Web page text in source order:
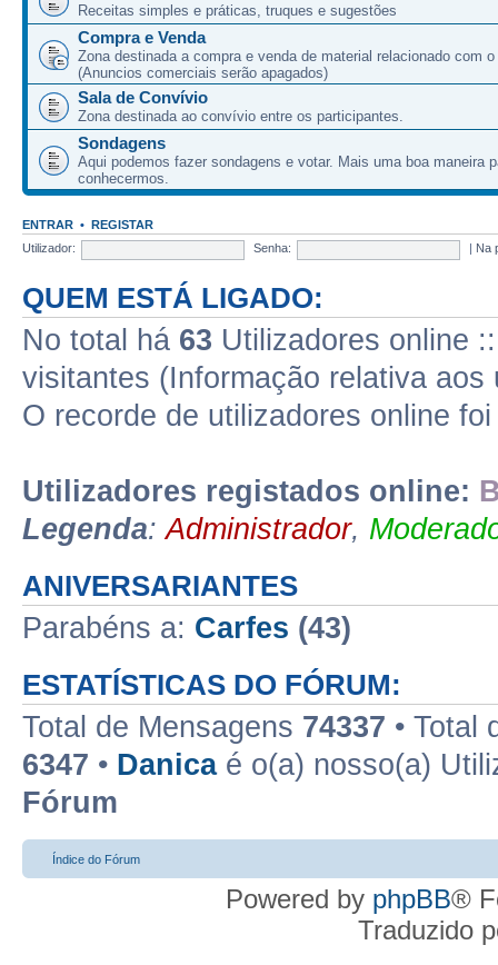
Receitas simples e práticas, truques e sugestões
Compra e Venda
Zona destinada a compra e venda de material relacionado com
(Anuncios comerciais serão apagados)
Sala de Convívio
Zona destinada ao convívio entre os participantes.
Sondagens
Aqui podemos fazer sondagens e votar. Mais uma boa maneira
conhecermos.
ENTRAR • REGISTAR
Utilizador:
Senha: Na
QUEM ESTÁ LIGADO:
No total há 63 Utilizadores online
visitantes (Informação relativa
O recorde de utilizadores online
Utilizadores registados online:
Legenda:Administrador,
ANIVERSARIANTES
Parabéns a: Carfes (43)
ESTATÍSTICAS DO FÓRUM:
Total de Mensagens 74337 • Total
6347 • Danicaé o(a) nosso(a)
Fórum
Índice do Fórum
Powered by phpBB®
Traduzido